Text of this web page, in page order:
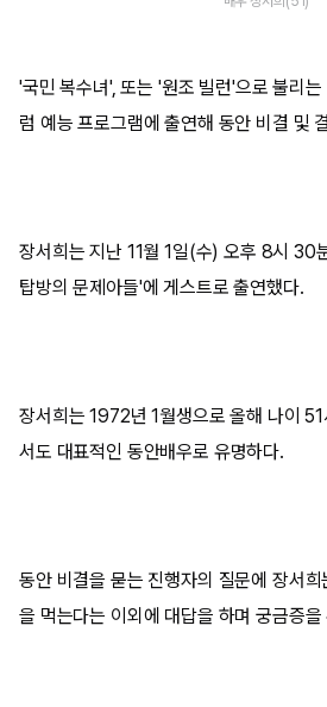
'국민 복수녀', 또는 '원조 빌런'으로 불리
럼 예능 프로그램에 출연해 동안 비결 및
장서희는 지난 11월 1일(수) 오후 8시 30
탑방의 문제아들'에 게스트로 출연했다.
장서희는 1972년 1월생으로 올해 나이
서도 대표적인 동안배우로 유명하다.
동안 비결을 묻는 진행자의 질문에 장서
을 먹는다는 이외에 대답을 하며 궁금증